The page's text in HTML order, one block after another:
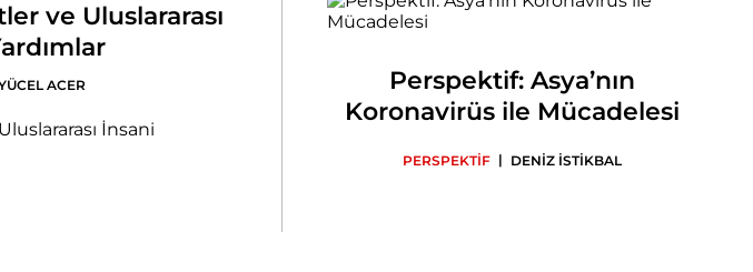
ve Uluslararası
ACER
Perspektif: Asya’nın
Koronavirüs ile Mücadelesi
PERSPEKTİF | DENİZ İSTİKBAL